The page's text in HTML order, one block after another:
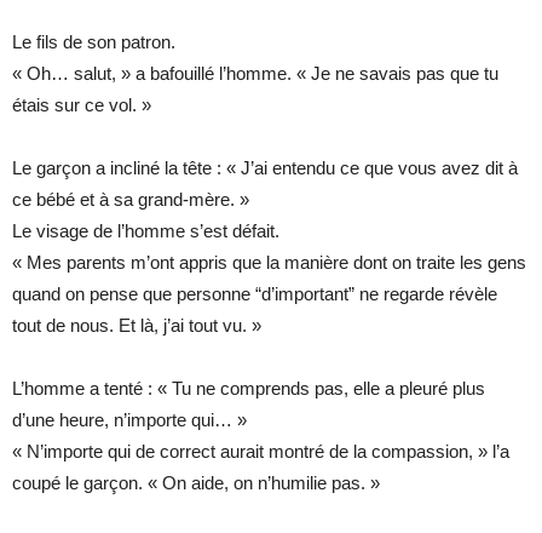
Le fils de son patron.
« Oh… salut, » a bafouillé l’homme. « Je ne savais pas que tu
étais sur ce vol. »
Le garçon a incliné la tête : « J’ai entendu ce que vous avez dit à
ce bébé et à sa grand-mère. »
Le visage de l’homme s’est défait.
« Mes parents m’ont appris que la manière dont on traite les gens
quand on pense que personne “d’important” ne regarde révèle
tout de nous. Et là, j’ai tout vu. »
L’homme a tenté : « Tu ne comprends pas, elle a pleuré plus
d’une heure, n’importe qui… »
« N’importe qui de correct aurait montré de la compassion, » l’a
coupé le garçon. « On aide, on n’humilie pas. »